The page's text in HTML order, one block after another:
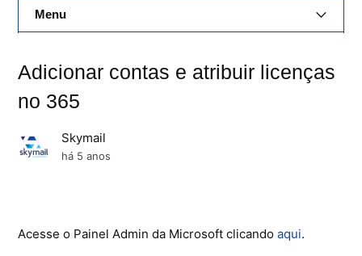
Menu
Painel De Controle
Skybox
Adicionar contas e atribuir licenças
no 365
Skymail
há 5 anos
Acesse o Painel Admin da Microsoft clicandoaqui.